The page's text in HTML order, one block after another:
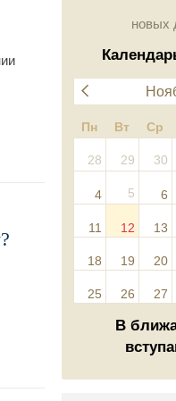
новых
Пн Вт Ср
28 29 30
4 5 6
11 12 13
18 19 20
25 26 27
В